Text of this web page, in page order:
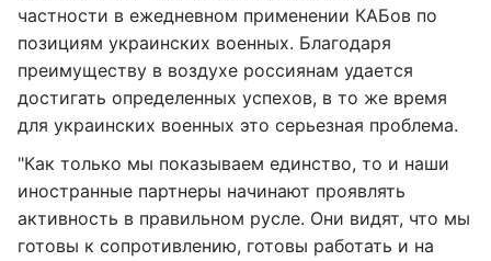
частности в ежедневном применении КАБов по
позициям украинских военных. Благодаря
преимуществу в воздухе россиянам удается
достигать определенных успехов, в то же время
для украинских военных это серьезная проблема.
"Как только мы показываем единство, то и наши
иностранные партнеры начинают проявлять
активность в правильном русле. Они видят, что мы
готовы к сопротивлению, готовы работать и на